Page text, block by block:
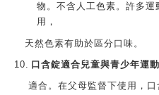
物。不含人工色素。許多
用，
天然色素有助於區分口味。
10. 口含錠適合兒童與青少年運
適合。在父母監督下使用，口